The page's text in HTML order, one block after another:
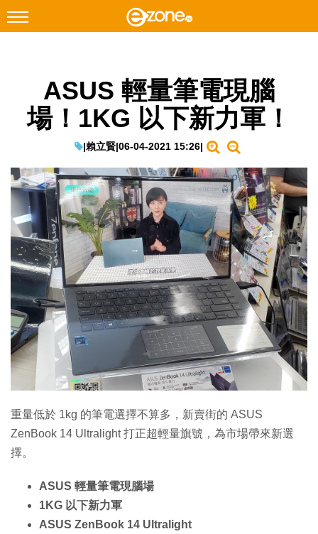
Facebook Instagram
科技焦點
遊戲動漫
教學評測
EduTech
IT Times
生成式AI與雲端應用
Enterprise Digital Transformation
特集
ASUS 輕量筆電現腦
場！1KG 以下新力軍！
|賴立賢|06-04-2021 15:26|
重量低於 1kg 的筆電選擇不算多，新賣街的 ASUS
ZenBook 14 Ultralight 打正超輕量旗號，為市場帶來新選
擇。
ASUS 輕量筆電現腦場
1KG 以下新力軍
ASUS ZenBook 14 Ultralight